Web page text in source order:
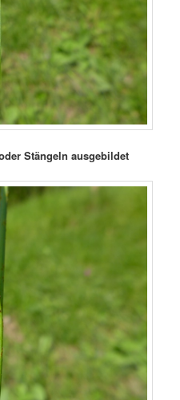
Stängeln ausgebildet